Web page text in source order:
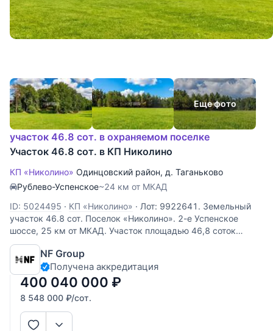
Еще фото
участок 46.8 сот. в охраняемом поселке
Участок 46.8 сот. в КП Николино
КП «Николино» Одинцовский район, д. Таганьково
Рублево-Успенское~24 км от МКАД
ID: 5024495 · КП «Николино» · Лот: 9922641. Земельный
участок 46.8 cот. Поселок «Николино». 2-е Успенское
шоссе, 25 км от МКАД. Участок площадью 46,8 соток
предоставляет обширное пространство для реализации
ваших архитектурных идей. Полевой тип местности
обеспечивает открытость
NF Group
Получена аккредитация
400 040 000 ₽
8 548 000 ₽/сот.